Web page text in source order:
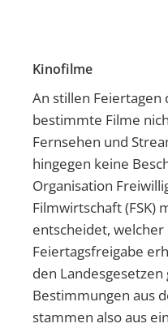
Kinofilme
An stillen
bestimmte Filme
Fernsehen und
hingegen keine
Organisation
Filmwirtschaft (FSK)
entscheidet,
Feiertagsfreigabe
den
Bestimmungen aus
stammen also aus